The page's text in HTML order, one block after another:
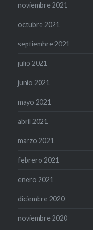
noviembre 2021
octubre 2021
septiembre 2021
julio 2021
junio 2021
mayo 2021
abril 2021
marzo 2021
febrero 2021
enero 2021
diciembre 2020
noviembre 2020